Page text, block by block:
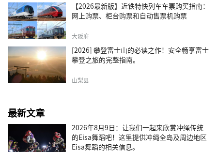
【2026最新版】近铁特快列车车票购买指南：
网上购票、柜台购票和自动售票机购票
大阪府
[2026] 攀登富士山的必读之作！安全畅享富士
攀登之旅的完整指南。
山梨县
最新文章
2026年8月9日：让我们一起来欣赏冲绳传统
的Eisa舞蹈吧！这里提供冲绳全岛及周边地区
Eisa舞蹈的相关信息。